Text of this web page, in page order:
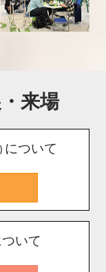
来場
について
いて